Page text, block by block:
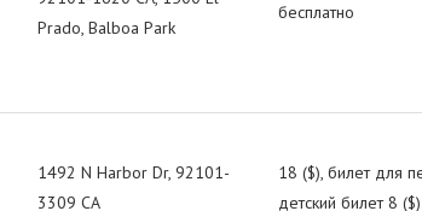
Prado, Balboa Park
бесплатно
1492 N Harbor Dr, 92101-
3309 СА
18 ($), билет для
детский билет 8 ($)